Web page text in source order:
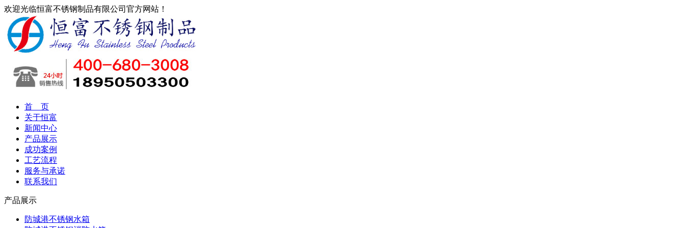
欢迎光临恒富不锈钢制品有限公司官方网站！
首 页
关于恒富
新闻中心
产品展示
成功案例
工艺流程
服务与承诺
联系我们
产品展示
防城港不锈钢水箱